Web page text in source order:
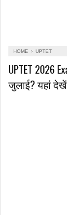
HOME ›UPTET
UPTET 2026
जुलाई? यहां देखें